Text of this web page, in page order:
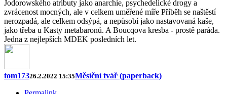
Jodorowského atributy jako anarchie, psychedelické drogy a
zvrácenost mocných, ale v celkem uměřené míře Příběh se naštěstí
nerozpadá, ale celkem odsýpá, a nepůsobí jako nastavovaná kaše,
jako třeba u Kasty metabaronů. A Boucqova kresba - prostě paráda.
Jedna z nejlepších MDEK posledních let.
tom17326.2.2022 15:35Měsíční tvář (paperback)